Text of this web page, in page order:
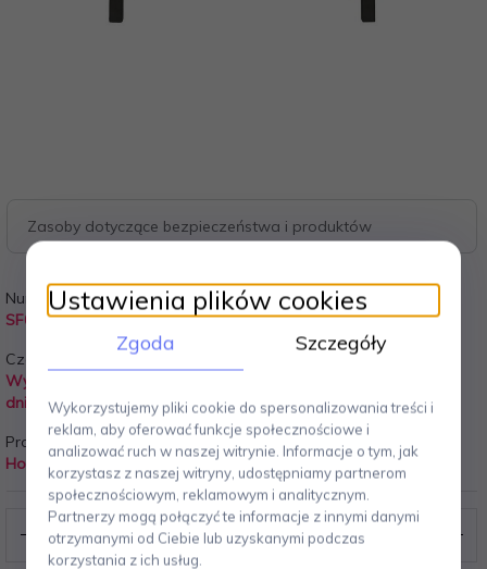
Zasoby dotyczące bezpieczeństwa i produktów
Numer Katalogowy:
SF0132
Gwarancja:
24 miesiące
Czas Wysyłki:
Wysyłamy w Ciągu 10 do 21
dni
Producent:
House Doctor
Ustawienia plików cookies
Zgoda Szczegóły
Wykorzystujemy pliki cookie do spersonalizowania treści i
reklam, aby oferować funkcje społecznościowe i
analizować ruch w naszej witrynie. Informacje o tym, jak
korzystasz z naszej witryny, udostępniamy partnerom
społecznościowym, reklamowym i analitycznym.
Partnerzy mogą połączyć te informacje z innymi danymi
otrzymanymi od Ciebie lub uzyskanymi podczas
korzystania z ich usług.